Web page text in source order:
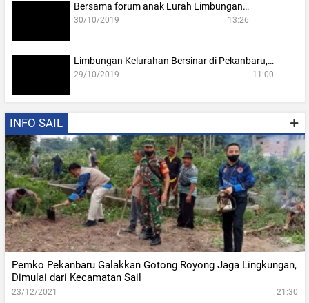
Bersama forum anak Lurah Limbungan…
30/10/2019 13:26
Limbungan Kelurahan Bersinar di Pekanbaru,…
29/10/2019 11:00
INFO SAIL
Pemko Pekanbaru Galakkan Gotong Royong Jaga Lingkungan,
Dimulai dari Kecamatan Sail
23/12/2021 21:30